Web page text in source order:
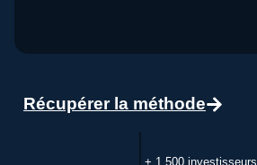
Récupérer la méthode
+ 1.500 investisseurs